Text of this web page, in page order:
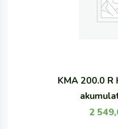
KMA 200.0
2